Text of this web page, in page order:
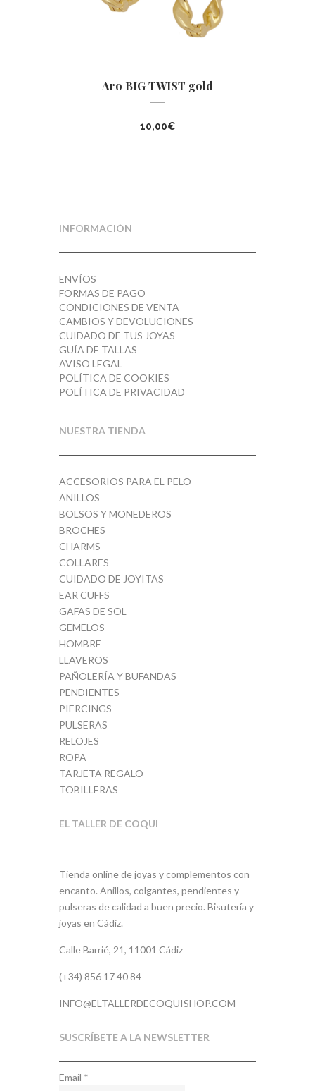
Aro BIG TWIST gold
10,00€
INFORMACIÓN
ENVÍOS
FORMAS DE PAGO
CONDICIONES DE VENTA
CAMBIOS Y DEVOLUCIONES
CUIDADO DE TUS JOYAS
GUÍA DE TALLAS
AVISO LEGAL
POLÍTICA DE COOKIES
POLÍTICA DE PRIVACIDAD
NUESTRA TIENDA
ACCESORIOS PARA EL PELO
ANILLOS
BOLSOS Y MONEDEROS
BROCHES
CHARMS
COLLARES
CUIDADO DE JOYITAS
EAR CUFFS
GAFAS DE SOL
GEMELOS
HOMBRE
LLAVEROS
PAÑOLERÍA Y BUFANDAS
PENDIENTES
PIERCINGS
PULSERAS
RELOJES
ROPA
TARJETA REGALO
TOBILLERAS
EL TALLER DE COQUI
Tienda online de joyas y complementos con
encanto. Anillos, colgantes, pendientes y
pulseras de calidad a buen precio. Bisutería y
joyas en Cádiz.
Calle Barrié, 21, 11001 Cádiz
(+34) 856 17 40 84
INFO@ELTALLERDECOQUISHOP.COM
SUSCRÍBETE A LA NEWSLETTER
Email *